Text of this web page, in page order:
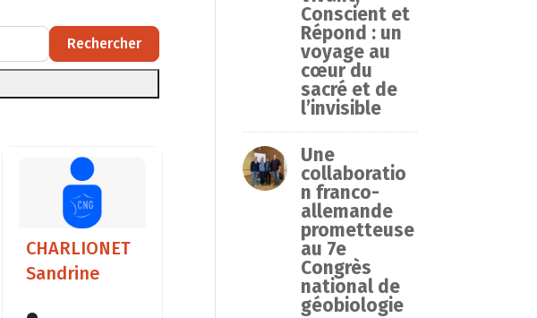
ou VILLERechercherRechercher
CHARLIONET
Sandrine
Conscient et
Répond : un
voyage au
cœur du
sacré et de
l’invisible
Une
collaboratio
n franco-
allemande
prometteuse
au 7e
Congrès
national de
géobiologie